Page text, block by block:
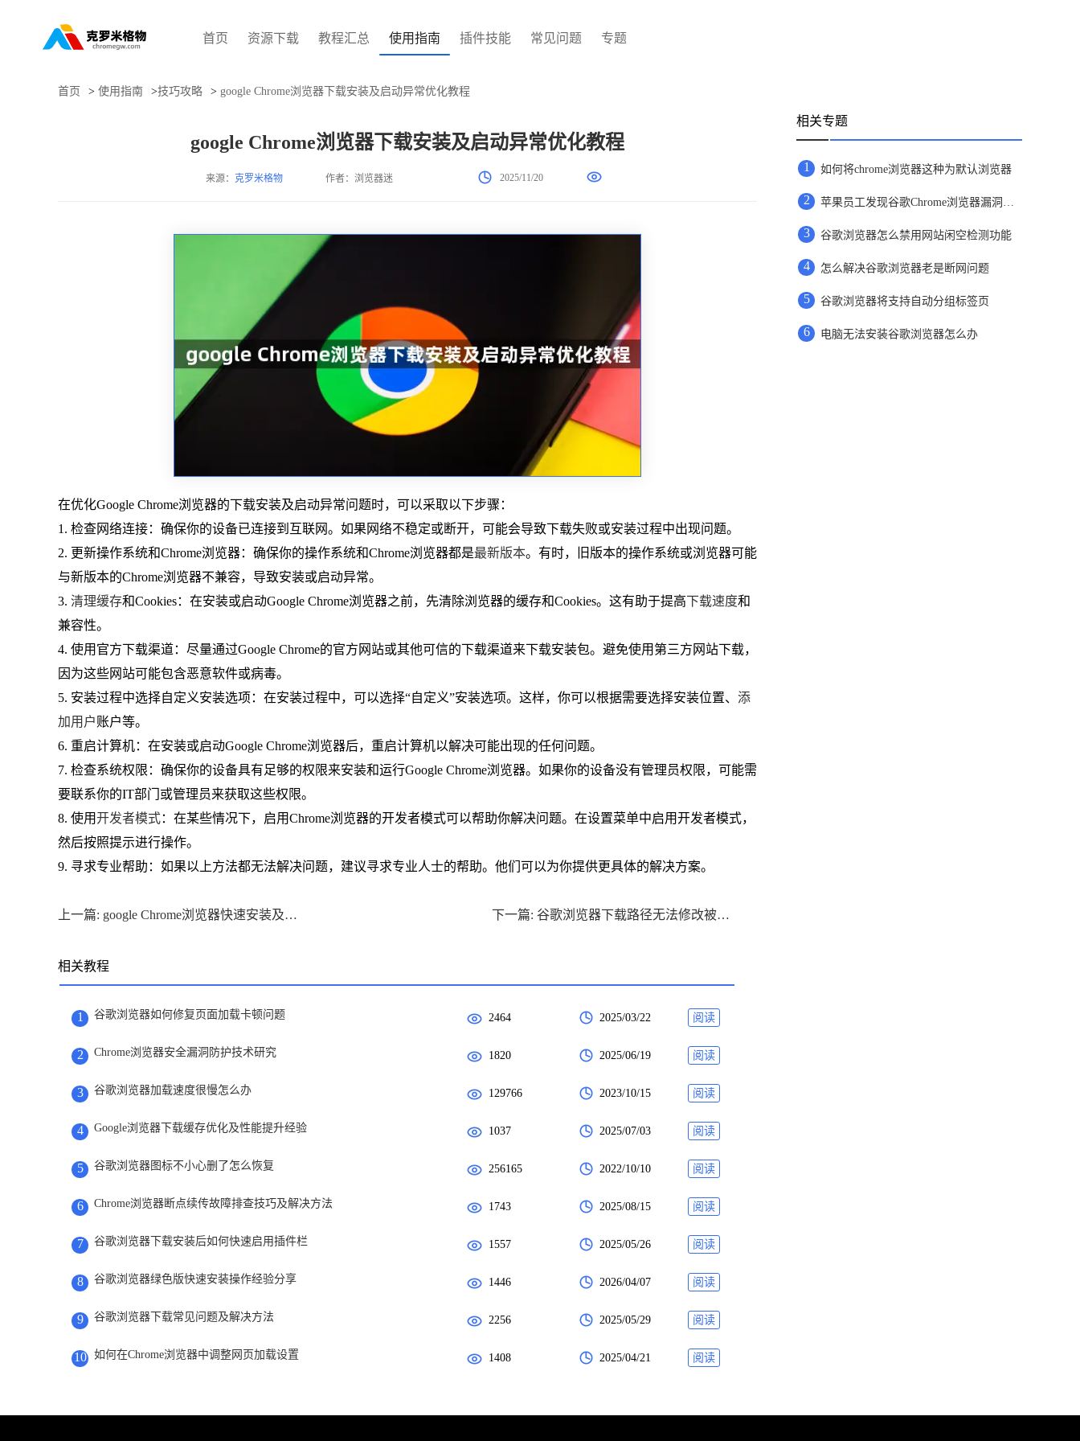
首页 资源下载 教程汇总 使用指南 插件技能 常见问题 专题
首页 > 使用指南 >技巧攻略 > google Chrome浏览器下载安装及启动异常优化教程
google Chrome浏览器下载安装及启动异常优化教程
来源： 克罗米格物 作者：浏览器迷 2025/11/20
在优化Google Chrome浏览器的下载安装及启动异常问题时，可以采取以下步骤：
1. 检查网络连接：确保你的设备已连接到互联网。如果网络不稳定或断开，可能会导致下载失败或安装过程中出现问题。
2. 更新操作系统和Chrome浏览器：确保你的操作系统和Chrome浏览器都是最新版本。有时，旧版本的操作系统或浏览器可能
与新版本的Chrome浏览器不兼容，导致安装或启动异常。
3. 清理缓存和Cookies：在安装或启动Google Chrome浏览器之前，先清除浏览器的缓存和Cookies。这有助于提高下载速度和
兼容性。
4. 使用官方下载渠道：尽量通过Google Chrome的官方网站或其他可信的下载渠道来下载安装包。避免使用第三方网站下载，
因为这些网站可能包含恶意软件或病毒。
5. 安装过程中选择自定义安装选项：在安装过程中，可以选择“自定义”安装选项。这样，你可以根据需要选择安装位置、 添
加用户账户等。
6. 重启计算机：在安装或启动Google Chrome浏览器后，重启计算机以解决可能出现的任何问题。
7. 检查系统权限：确保你的设备具有足够的权限来安装和运行Google Chrome浏览器。如果你的设备没有管理员权限，可能需
要联系你的IT部门或管理员来获取这些权限。
8. 使用开发者模式：在某些情况下，启用Chrome浏览器的开发者模式可以帮助你解决问题。在设置菜单中启用开发者模式，
然后按照提示进行操作。
9. 寻求专业帮助：如果以上方法都无法解决问题，建议寻求专业人士的帮助。他们可以为你提供更具体的解决方案。
上一篇: google Chrome浏览器快速安装及功能配置步骤 下一篇: 谷歌浏览器下载路径无法修改被锁定解决方法
相关教程
1 谷歌浏览器如何修复页面加载卡顿问题 2464 2025/03/22 阅读
2 Chrome浏览器安全漏洞防护技术研究 1820 2025/06/19 阅读
3 谷歌浏览器加载速度很慢怎么办 129766 2023/10/15 阅读
4 Google浏览器下载缓存优化及性能提升经验 1037 2025/07/03 阅读
5 谷歌浏览器图标不小心删了怎么恢复 256165 2022/10/10 阅读
6 Chrome浏览器断点续传故障排查技巧及解决方法 1743 2025/08/15 阅读
7 谷歌浏览器下载安装后如何快速启用插件栏 1557 2025/05/26 阅读
8 谷歌浏览器绿色版快速安装操作经验分享 1446 2026/04/07 阅读
9 谷歌浏览器下载常见问题及解决方法 2256 2025/05/29 阅读
10 如何在Chrome浏览器中调整网页加载设置 1408 2025/04/21 阅读
相关专题
1 如何将chrome浏览器这种为默认浏览器
2 苹果员工发现谷歌Chrome浏览器漏洞报未上报
3 谷歌浏览器怎么禁用网站闲空检测功能
4 怎么解决谷歌浏览器老是断网问题
5 谷歌浏览器将支持自动分组标签页
6 电脑无法安装谷歌浏览器怎么办